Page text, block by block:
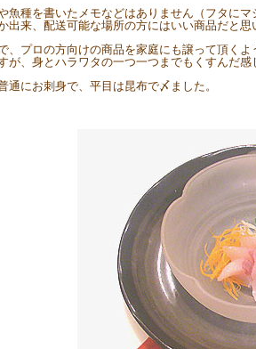
魚種を書いたメモなどはありません（フタに
出来、配送可能な場所の方にはいい商品だと思
、プロの方向けの商品を家庭にも譲って頂くよ
が、身とハラワタの一つ一つまでもくすんだ
通にお刺身で、平目は昆布で〆ました。